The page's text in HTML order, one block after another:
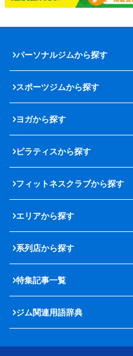
パーソナルジムから探す
スポーツジムから探す
ヨガから探す
ピラティスから探す
フィットネスクラブから探す
エリアから探す
系列店から探す
特集記事一覧
ジム関連用語辞典